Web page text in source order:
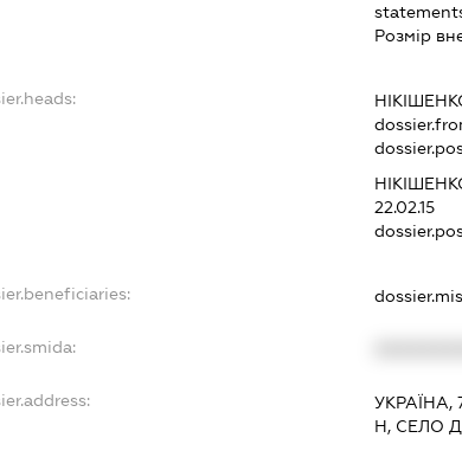
Розмір
22.02.15
Н, СЕЛО